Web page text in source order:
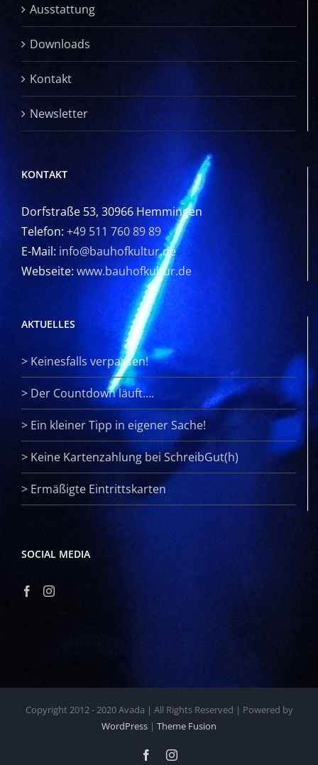
Ausstattung
Downloads
Kontakt
Newsletter
KONTAKT
Dorfstraße 53, 30966 Hemmingen
Telefon: +49 511 760 89 89
E-Mail: info@bauhofkultur.de
Webseite: www.bauhofkultur.de
AKTUELLES
> Keinesfalls verpassen!
> Der Countdown läuft….
> Ein kleiner Tipp in eigener Sache!
> Keine Kartenzahlung bei SchreibGut(h)
> Ermäßigte Eintrittskarten
SOCIAL MEDIA
Copyright 2012 - 2020 Avada | All Rights Reserved | Powered by
WordPress | Theme Fusion
FacebookInstagram